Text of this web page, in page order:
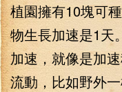
植園擁有10塊可
物生長加速是1天
加速，就像是加
流動，比如野外